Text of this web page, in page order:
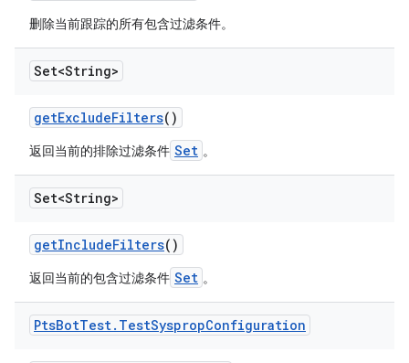
删除当前跟踪的所有包含过滤条件。
Set<String>
getExcludeFilters()
返回当前的排除过滤条件 Set 。
Set<String>
getIncludeFilters()
返回当前的包含过滤条件 Set 。
PtsBotTest. TestSyspropConfiguration